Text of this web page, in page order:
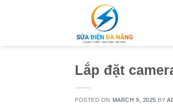
Lắp đặt
POSTED ON MARCH 9, 2025 BY